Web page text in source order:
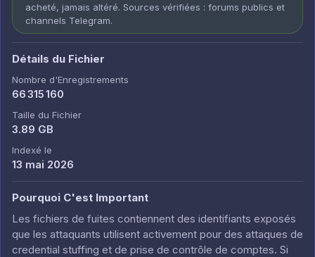
acheté, jamais altéré. Sources vérifiées : forums publics et
channels Telegram.
Détails du Fichier
Nombre d'Enregistrements
66 315 160
Taille du Fichier
3.89 GB
Indexé le
13 mai 2026
Pourquoi C'est Important
Les fichiers de fuites contiennent des identifiants exposés
que les attaquants utilisent activement pour des attaques de
credential stuffing et de prise de contrôle de comptes. Si